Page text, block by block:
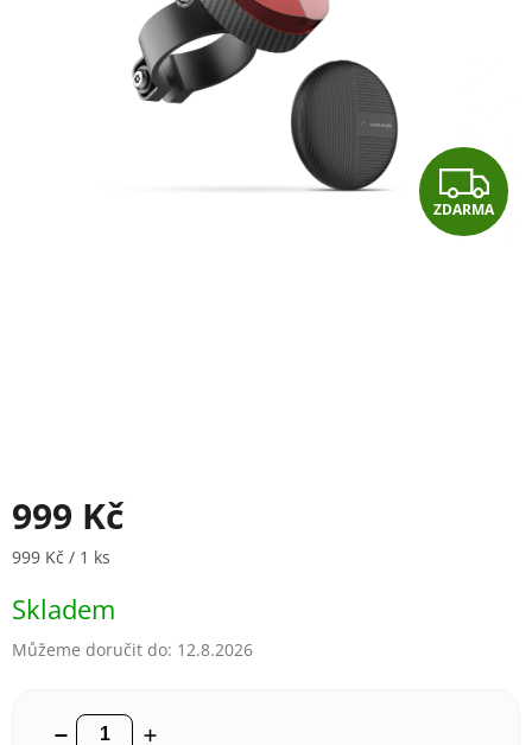
Z
D
ZDARMA
999 Kč
Měrná cena:
999 Kč / 1 ks
Skladem
Můžeme doručit do: 12.8.2026